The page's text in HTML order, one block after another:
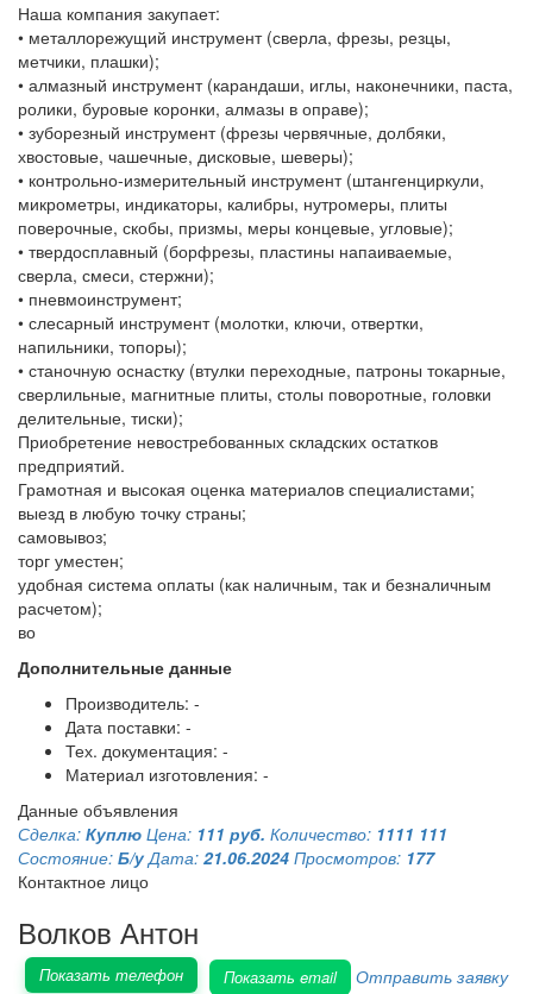
Наша компания закупает:
• металлорежущий инструмент (сверла, фрезы, резцы,
метчики, плашки);
• алмазный инструмент (карандаши, иглы, наконечники, паста,
ролики, буровые коронки, алмазы в оправе);
• зуборезный инструмент (фрезы червячные, долбяки,
хвостовые, чашечные, дисковые, шеверы);
• контрольно-измерительный инструмент (штангенциркули,
микрометры, индикаторы, калибры, нутромеры, плиты
поверочные, скобы, призмы, меры концевые, угловые);
• твердосплавный (борфрезы, пластины напаиваемые,
сверла, смеси, стержни);
• пневмоинструмент;
• слесарный инструмент (молотки, ключи, отвертки,
напильники, топоры);
• станочную оснастку (втулки переходные, патроны токарные,
сверлильные, магнитные плиты, столы поворотные, головки
делительные, тиски);
Приобретение невостребованных складских остатков
предприятий.
Грамотная и высокая оценка материалов специалистами;
выезд в любую точку страны;
самовывоз;
торг уместен;
удобная система оплаты (как наличным, так и безналичным
расчетом);
во
Дополнительные данные
Производитель: -
Дата поставки: -
Тех. документация: -
Материал изготовления: -
Данные объявления
Сделка: Куплю Цена: 111 руб. Количество: 1111 111
Состояние: Б/у Дата: 21.06.2024 Просмотров: 177
Контактное лицо
Волков Антон
Показать телефон Показать email
Отправить заявку